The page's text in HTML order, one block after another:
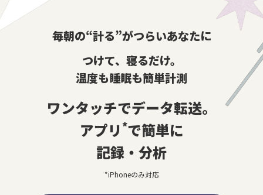
毎朝の“計る”がつらいあなたに
つけて、寝るだけ。
温度も睡眠も簡単計測
ワンタッチでデータ転送。
アプリ*で簡単に
記録・分析
*iPhoneのみ対応